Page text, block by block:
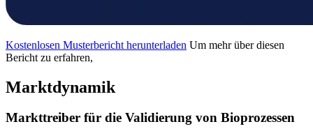
Kostenlosen Musterbericht herunterladen Um mehr über diesen
Bericht zu erfahren,
Marktdynamik
Markttreiber für die Validierung von Bioprozessen